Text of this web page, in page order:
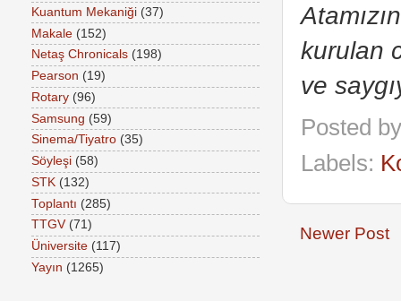
kurulan
ve
Posted
Labels:
Newer Post
Kuantum Mekaniği (37)
Makale (152)
Netaş Chronicals (198)
Pearson (19)
Rotary (96)
Samsung (59)
Sinema/Tiyatro (35)
Söyleşi (58)
STK (132)
Toplantı (285)
TTGV (71)
Üniversite (117)
Yayın (1265)